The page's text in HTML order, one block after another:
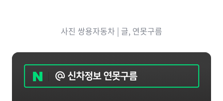
사진 쌍용자동차 | 글, 연못구름